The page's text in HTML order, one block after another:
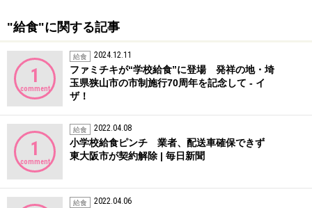
"給食"に関する記事
1
comment
給食 2024.12.11
ファミチキが“学校給食”に登場 発祥の地・埼
玉県狭山市の市制施行70周年を記念して - イ
ザ！
1
comment
給食 2022.04.08
小学校給食ピンチ 業者、配送車確保できず
東大阪市が契約解除 | 毎日新聞
給食 2022.04.06